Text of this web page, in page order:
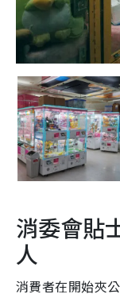
消委會貼
人
消費者在開始夾